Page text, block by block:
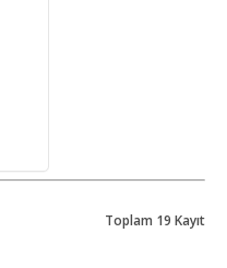
Toplam 19 Kayıt